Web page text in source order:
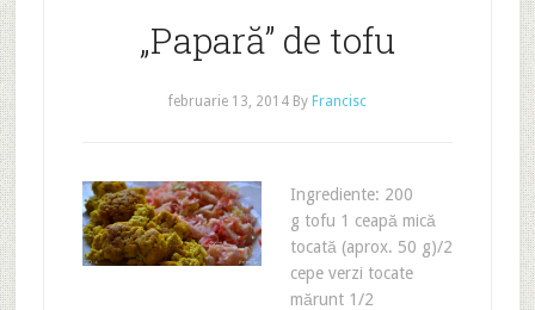
„Papară” de tofu
februarie 13, 2014By Francisc
Ingrediente: 200
g tofu 1 ceapă mică
tocată (aprox. 50 g)/2
cepe verzi tocate
mărunt 1/2